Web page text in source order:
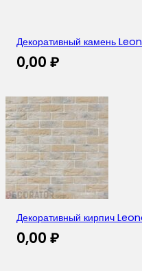
Декоративный камень
0,00 ₽
Декоративный кирпич
0,00 ₽